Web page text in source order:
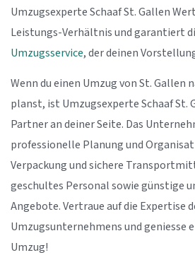
Umzugsexperte Schaaf St. Gallen
Leistungs-Verhältnis und garantiert
Umzugsservice, der deinen
Wenn du einen Umzug von St. Gallen
planst, ist Umzugsexperte Schaaf St.
Partner an deiner Seite. Das
professionelle Planung und
Verpackung und sichere
geschultes Personal sowie günstige
Angebote. Vertraue auf die Expertise
Umzugsunternehmens und geniesse
Umzug!